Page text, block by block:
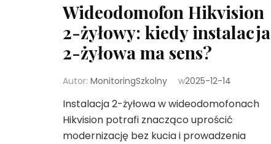
Wideodomofon Hikvision
2-żyłowy: kiedy instalacja
2-żyłowa ma sens?
Autor: MonitoringSzkolny w2025-12-14
Instalacja 2-żyłowa w wideodomofonach
Hikvision potrafi znacząco uprościć
modernizację bez kucia i prowadzenia